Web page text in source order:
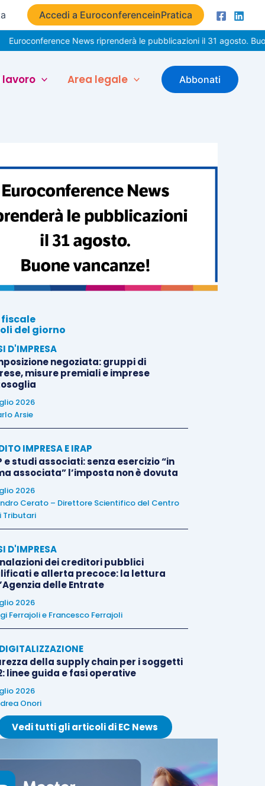
Accedi a EuroconferenceinPratica
News riprenderà le pubblicazioni il 31 agosto. Buone
lavoro Area legale Abbonati
del giorno
D'IMPRESA
negoziata: gruppi di
misure premiali e imprese
2026
Arsie
IMPRESA E IRAP
e studi associati: senza esercizio “in
associata” l’imposta non è dovuta
2026
Cerato – Direttore Scientifico del Centro
Tributari
D'IMPRESA
dei creditori pubblici
e allerta precoce: la lettura
delle Entrate
2026
Ferrajolie Francesco Ferrajoli
della supply chain per i soggetti
linee guida e fasi operative
2026
Onori
Vedi tutti gli articoli di EC News